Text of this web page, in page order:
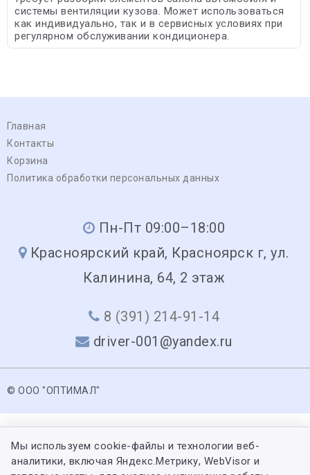
системы вентиляции кузова. Может использоваться
как индивидуально, так и в сервисных условиях при
регулярном обслуживании кондиционера.
Главная
Контакты
Корзина
Политика обработки персональных данных
Пн-Пт 09:00–18:00
Красноярский край, Красноярск г, ул.
Калинина, 64, 2 этаж
8 (391) 214-91-14
driver-001@yandex.ru
© ООО "ОПТИМАЛ"
Мы используем cookie-файлы и технологии веб-
аналитики, включая Яндекс.Метрику, WebVisor и